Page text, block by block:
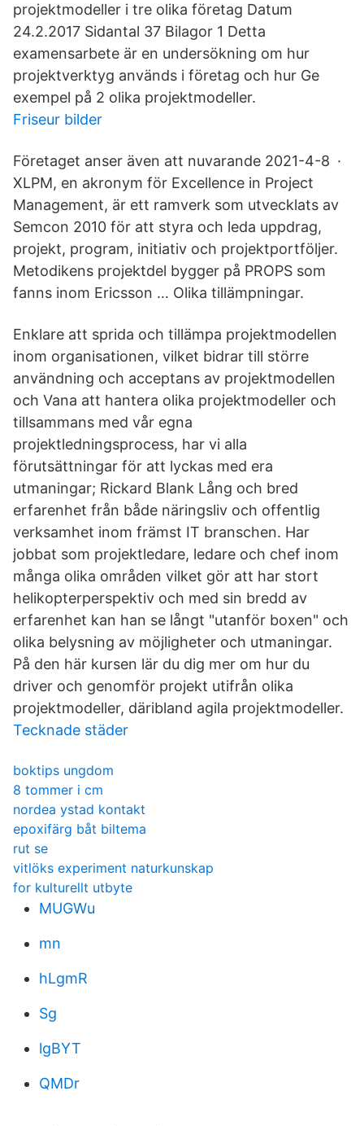
projektmodeller i tre olika företag Datum
24.2.2017 Sidantal 37 Bilagor 1 Detta
examensarbete är en undersökning om hur
projektverktyg används i företag och hur Ge
exempel på 2 olika projektmodeller.
Friseur bilder
Företaget anser även att nuvarande 2021-4-8 ·
XLPM, en akronym för Excellence in Project
Management, är ett ramverk som utvecklats av
Semcon 2010 för att styra och leda uppdrag,
projekt, program, initiativ och projektportföljer.
Metodikens projektdel bygger på PROPS som
fanns inom Ericsson … Olika tillämpningar.
Enklare att sprida och tillämpa projektmodellen
inom organisationen, vilket bidrar till större
användning och acceptans av projektmodellen
och Vana att hantera olika projektmodeller och
tillsammans med vår egna
projektledningsprocess, har vi alla
förutsättningar för att lyckas med era
utmaningar; Rickard Blank Lång och bred
erfarenhet från både näringsliv och offentlig
verksamhet inom främst IT branschen. Har
jobbat som projektledare, ledare och chef inom
många olika områden vilket gör att har stort
helikopterperspektiv och med sin bredd av
erfarenhet kan han se långt "utanför boxen" och
olika belysning av möjligheter och utmaningar.
På den här kursen lär du dig mer om hur du
driver och genomför projekt utifrån olika
projektmodeller, däribland agila projektmodeller.
Tecknade städer
boktips ungdom
8 tommer i cm
nordea ystad kontakt
epoxifärg båt biltema
rut se
vitlöks experiment naturkunskap
for kulturellt utbyte
MUGWu
mn
hLgmR
Sg
lgBYT
QMDr